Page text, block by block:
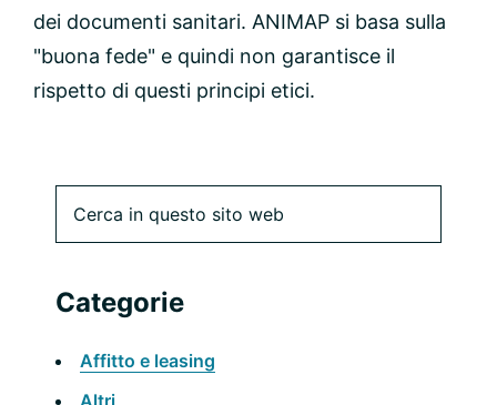
dei documenti sanitari. ANIMAP si basa sulla
"buona fede" e quindi non garantisce il
rispetto di questi principi etici.
Barra
laterale
primaria
web
Categorie
Affitto e leasing
Altri